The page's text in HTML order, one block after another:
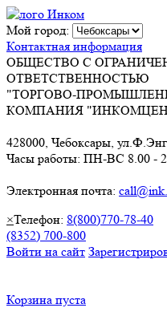
Мой город:
Контактная информация
ОБЩЕСТВО С
ОТВЕТСТВЕННОСТЬЮ
"ТОРГОВО-
КОМПАНИЯ
428000, Чебоксары,
Часы работы: ПН-ВС 8.00 -
Электронная почта:
×Телефон: 8(800)770-78-40
(8352) 700-800
Войти на сайт
Корзина пуста